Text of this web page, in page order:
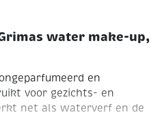
water make-up,
en
voor gezichts- en
net als waterverf en de